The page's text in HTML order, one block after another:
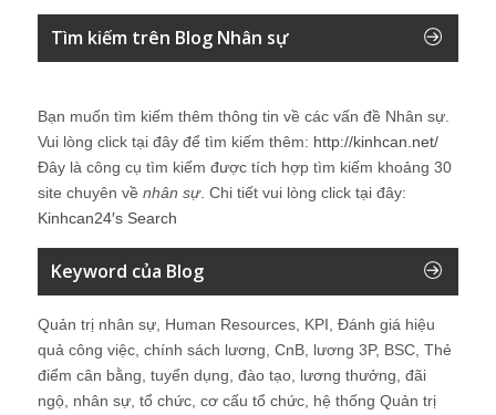
Tìm kiếm trên Blog Nhân sự
Bạn muốn tìm kiếm thêm thông tin về các vấn đề Nhân sự
Vui lòng click tại đây để tìm kiếm thêm: http://kinhcan.net/
Đây là công cụ tìm kiếm được tích hợp tìm kiếm khoảng 30
site chuyên về nhân sự. Chi tiết vui lòng click tại đây:
Kinhcan24′s Search
Keyword của Blog
Quản trị nhân sự, Human Resources, KPI, Đánh giá hiệu
quả công việc, chính sách lương, CnB, lương 3P, BSC, Thẻ
điểm cân bằng, tuyển dụng, đào tạo, lương thưởng, đãi
ngộ, nhân sự, tổ chức, cơ cấu tổ chức, hệ thống Quản trị